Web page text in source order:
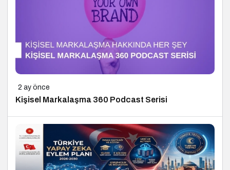
2 ay önce
Kişisel Markalaşma 360 Podcast Serisi